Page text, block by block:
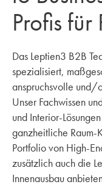
Profis für
Das Leptien3 B2B
spezialisiert,
anspruchsvolle und/
Unser Fachwissen
und Interior-
ganzheitliche Raum-
Portfolio von High-
zusätzlich auch die
Innenausbau